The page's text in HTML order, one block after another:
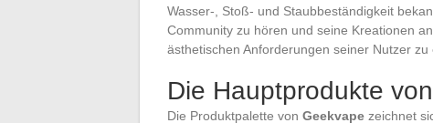
Wasser-, Stoß- und Staubbeständigkeit
Community zu hören und seine Kreationen
ästhetischen Anforderungen seiner Nutzer zu
Die Hauptprodukte
Die Produktpalette von Geekvape zeichnet